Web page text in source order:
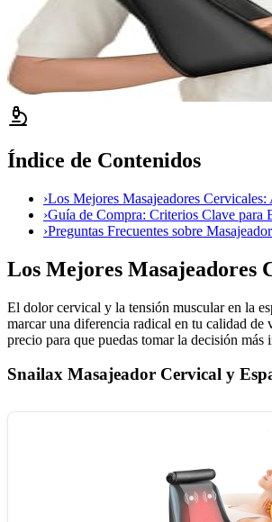
Índice de Contenidos
›Los Mejores Masajeadores
›Guía de Compra: Criterios Clave para
›Preguntas Frecuentes sobre
Los Mejores Masajeadores
El dolor cervical y la tensión muscular en la
marcar una diferencia radical en tu calidad
precio para que puedas tomar la decisión
Snailax Masajeador Cervical y